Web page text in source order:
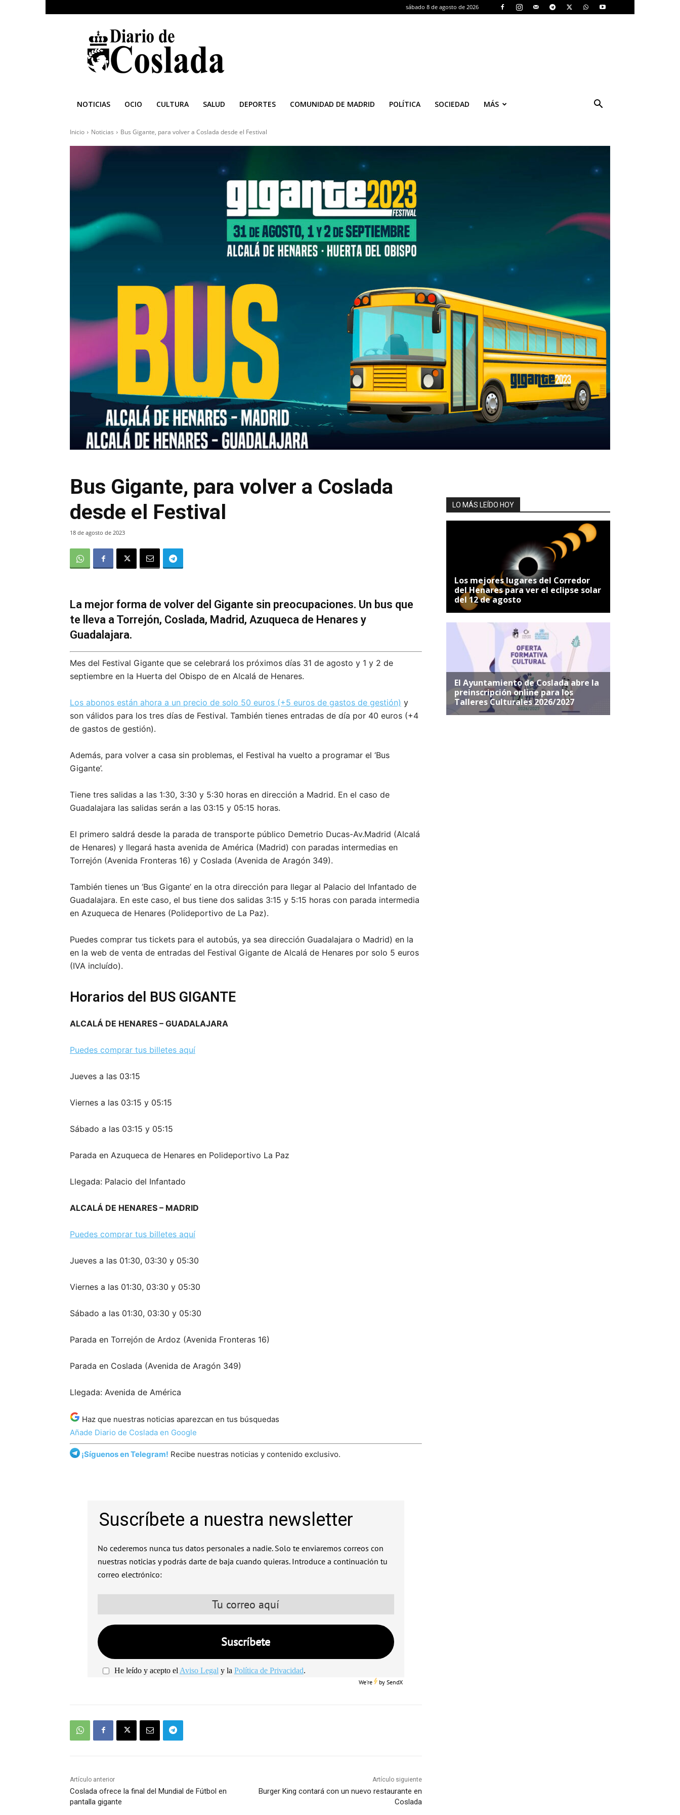
sábado 8 de agosto de 2026
Diario
de
Coslada
NOTICIAS OCIO CULTURA SALUD DEPORTES COMUNIDAD DE MADRID POLÍTICA SOCIEDAD MÁS
Inicio Noticias Bus Gigante, para volver a Coslada desde el Festival
Bus Gigante, para volver a Coslada
desde el Festival
18 de agosto de 2023
La mejor forma de volver del Gigante sin preocupaciones. Un bus que
te lleva a Torrejón, Coslada, Madrid, Azuqueca de Henares y
Guadalajara.
Mes del Festival Gigante que se celebrará los próximos días 31 de agosto y 1 y 2 de
septiembre en la Huerta del Obispo de en Alcalá de Henares.
Los abonos están ahora a un precio de solo 50 euros (+5 euros de gastos de gestión) y
son válidos para los tres días de Festival. También tienes entradas de día por 40 euros (+4
de gastos de gestión).
Además, para volver a casa sin problemas, el Festival ha vuelto a programar el ‘Bus
Gigante’.
Tiene tres salidas a las 1:30, 3:30 y 5:30 horas en dirección a Madrid. En el caso de
Guadalajara las salidas serán a las 03:15 y 05:15 horas.
El primero saldrá desde la parada de transporte público Demetrio Ducas-Av.Madrid (Alcalá
de Henares) y llegará hasta avenida de América (Madrid) con paradas intermedias en
Torrejón (Avenida Fronteras 16) y Coslada (Avenida de Aragón 349).
También tienes un ‘Bus Gigante’ en la otra dirección para llegar al Palacio del Infantado de
Guadalajara. En este caso, el bus tiene dos salidas 3:15 y 5:15 horas con parada intermedia
en Azuqueca de Henares (Polideportivo de La Paz).
Puedes comprar tus tickets para el autobús, ya sea dirección Guadalajara o Madrid) en la
en la web de venta de entradas del Festival Gigante de Alcalá de Henares por solo 5 euros
(IVA incluído).
Horarios del BUS GIGANTE
ALCALÁ DE HENARES – GUADALAJARA
Puedes comprar tus billetes aquí
Jueves a las 03:15
Viernes a las 03:15 y 05:15
Sábado a las 03:15 y 05:15
Parada en Azuqueca de Henares en Polideportivo La Paz
Llegada: Palacio del Infantado
ALCALÁ DE HENARES – MADRID
Puedes comprar tus billetes aquí
Jueves a las 01:30, 03:30 y 05:30
Viernes a las 01:30, 03:30 y 05:30
Sábado a las 01:30, 03:30 y 05:30
Parada en Torrejón de Ardoz (Avenida Fronteras 16)
Parada en Coslada (Avenida de Aragón 349)
Llegada: Avenida de América
Haz que nuestras noticias aparezcan en tus búsquedas
Añade Diario de Coslada en Google
¡Síguenos en Telegram! Recibe nuestras noticias y contenido exclusivo.
Suscríbete a nuestra newsletter
No cederemos nunca tus datos personales a nadie. Solo te enviaremos correos con
nuestras noticias y podrás darte de baja cuando quieras. Introduce a continuación tu
correo electrónico:
He leído y acepto el Aviso Legal y la Política de Privacidad.
We're bySendX
Artículo anterior
Coslada ofrece la final del Mundial de Fútbol en
pantalla gigante
Artículo siguiente
Burger King contará con un nuevo restaurante en
Coslada
LO MÁS LEÍDO HOY